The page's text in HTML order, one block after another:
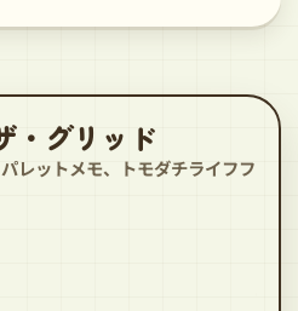
・グリッド
レットメモ、トモダチライフフ